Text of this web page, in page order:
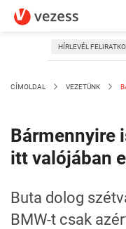
HÍRLEVÉL
CÍMOLDAL VEZETÜNK
Bármennyire
itt valójában
Buta dolog
BMW-t csak